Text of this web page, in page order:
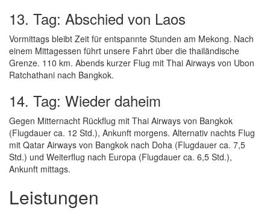
13. Tag: Abschied von Laos
Vormittags bleibt Zeit für entspannte Stunden am Mekong. Nach
einem Mittagessen führt unsere Fahrt über die thailändische
Grenze. 110 km. Abends kurzer Flug mit Thai Airways von Ubon
Ratchathani nach Bangkok.
14. Tag: Wieder daheim
Gegen Mitternacht Rückflug mit Thai Airways von Bangkok
(Flugdauer ca. 12 Std.), Ankunft morgens. Alternativ nachts Flug
mit Qatar Airways von Bangkok nach Doha (Flugdauer ca. 7,5
Std.) und Weiterflug nach Europa (Flugdauer ca. 6,5 Std.),
Ankunft mittags.
Leistungen